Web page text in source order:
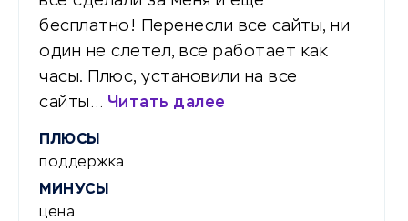
бесплатно! Перенесли все сайты, ни
один не слетел, всё работает как
часы. Плюс, установили на все
сайты… Читать далее
ПЛЮСЫ
поддержка
МИНУСЫ
цена